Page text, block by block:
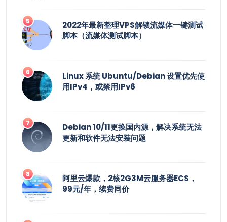
2022年最新整理VPS解锁流媒体一键测试
脚本（流媒体测试脚本）
Linux 系统 Ubuntu/Debian 设置优先使
用IPv4，或禁用IPv6
Debian 10/11更换国内源，解决系统无法
更新和软件无法安装问题
阿里云爆款，2核2G3M云服务器ECS，
99元/年，续费同价